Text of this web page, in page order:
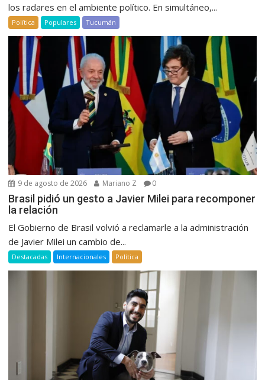
los radares en el ambiente político. En simultáneo,...
Política Populares Tucumán
9 de agosto de 2026 Mariano Z 0
Brasil pidió un gesto a Javier Milei para recomponer
la relación
El Gobierno de Brasil volvió a reclamarle a la administración
de Javier Milei un cambio de...
Destacadas Internacionales Política